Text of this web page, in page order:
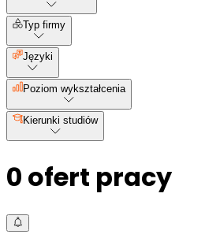
Typ firmy
Języki
Poziom wykształcenia
Kierunki studiów
0 ofert pracy